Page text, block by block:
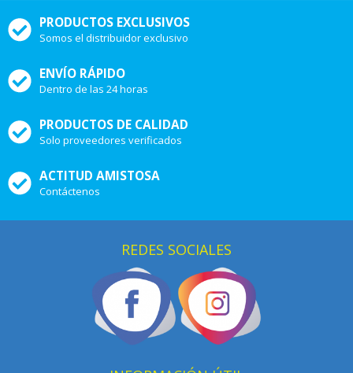
PRODUCTOS EXCLUSIVOS
Somos el distribuidor exclusivo
ENVÍO RÁPIDO
Dentro de las 24 horas
PRODUCTOS DE CALIDAD
Solo proveedores verificados
ACTITUD AMISTOSA
Contáctenos
REDES SOCIALES